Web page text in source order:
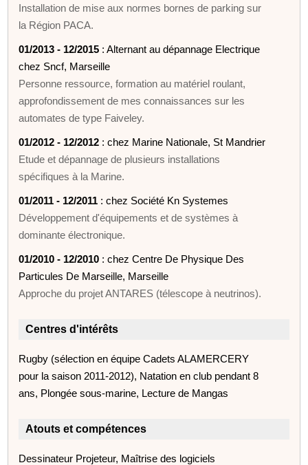
Installation de mise aux normes bornes de parking sur
la Région PACA.
01/2013 - 12/2015 : Alternant au dépannage Electrique
chez Sncf, Marseille
Personne ressource, formation au matériel roulant,
approfondissement de mes connaissances sur les
automates de type Faiveley.
01/2012 - 12/2012 : chez Marine Nationale, St Mandrier
Etude et dépannage de plusieurs installations
spécifiques à la Marine.
01/2011 - 12/2011 : chez Société Kn Systemes
Développement d'équipements et de systèmes à
dominante électronique.
01/2010 - 12/2010 : chez Centre De Physique Des
Particules De Marseille, Marseille
Approche du projet ANTARES (télescope à neutrinos).
Centres d'intérêts
Rugby (sélection en équipe Cadets ALAMERCERY
pour la saison 2011-2012), Natation en club pendant 8
ans, Plongée sous-marine, Lecture de Mangas
Atouts et compétences
Dessinateur Projeteur, Maîtrise des logiciels